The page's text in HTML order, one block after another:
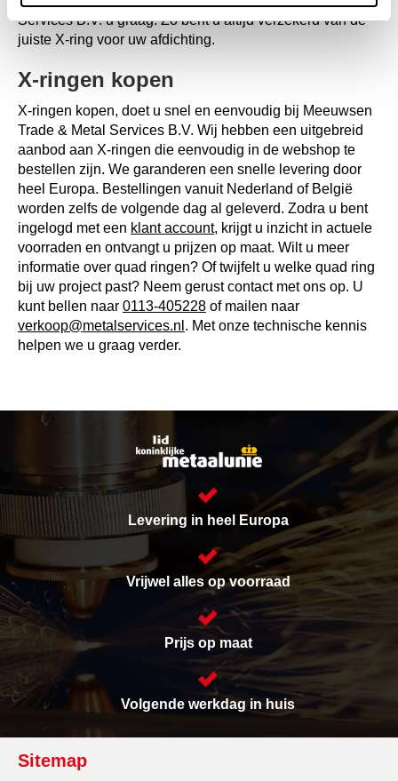
Services B.V. u graag. Zo bent u altijd verzekerd van de
juiste X-ring voor uw afdichting.
X-ringen kopen
X-ringen kopen, doet u snel en eenvoudig bij Meeuwsen
Trade & Metal Services B.V. Wij hebben een uitgebreid
aanbod aan X-ringen die eenvoudig in de webshop te
bestellen zijn. We garanderen een snelle levering door
heel Europa. Bestellingen vanuit Nederland of België
worden zelfs de volgende dag al geleverd. Zodra u bent
ingelogd met een klant account, krijgt u inzicht in actuele
voorraden en ontvangt u prijzen op maat. Wilt u meer
informatie over quad ringen? Of twijfelt u welke quad ring
bij uw project past? Neem gerust contact met ons op. U
kunt bellen naar 0113-405228 of mailen naar
verkoop@metalservices.nl . Met onze technische kennis
helpen we u graag verder.
Levering in heel Europa
Vrijwel alles op voorraad
Prijs op maat
Volgende werkdag in huis
Sitemap